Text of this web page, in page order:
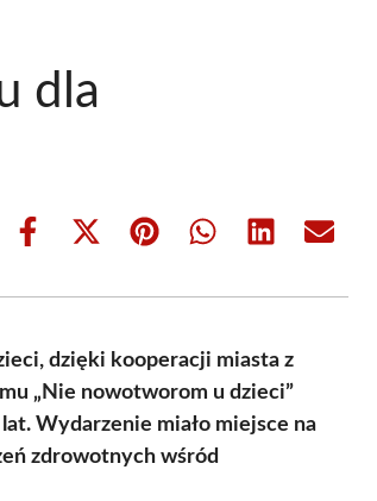
dla
Share
Share
(Twitter)
Share Share Share Share
dzięki kooperacji miasta z
„Nie nowotworom u dzieci”
Wydarzenie miało miejsce na
zdrowotnych wśród